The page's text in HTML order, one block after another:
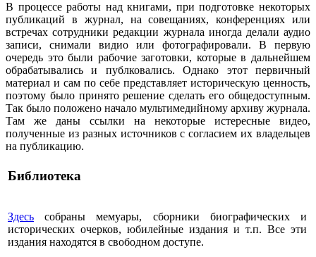
В процессе работы над книгами, при подготовке некоторых
публикаций в журнал, на совещаниях, конференциях или
встречах сотрудники редакции журнала иногда делали аудио
записи, снимали видио или фотографировали. В первую
очередь это были рабочие заготовки, которые в дальнейшем
обрабатывались и публковались. Однако этот первичный
материал и сам по себе представляет историческую ценность,
поэтому было принято решение сделать его общедоступным.
Так было положено начало мультимедийному архиву журнала.
Там же даны ссылки на некоторые истересные видео,
полученные из разных источников с согласием их владельцев
на публикацию.
Библиотека
Здесь собраны мемуары, сборники биографических и
исторических очерков, юбилейные издания и т.п. Все эти
издания находятся в свободном доступе.